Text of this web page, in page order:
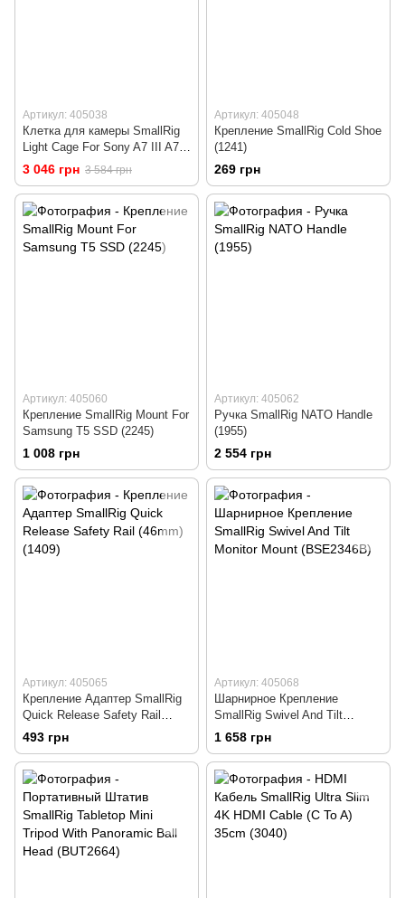
Артикул: 405038
Клетка для камеры SmallRig
Light Cage For Sony A7 III A7R
III A9 (2918)
3 046 грн 3 584 грн
Артикул: 405048
Крепление SmallRig Cold Shoe
(1241)
269 грн
Артикул: 405060
Крепление SmallRig Mount For
Samsung T5 SSD (2245)
1 008 грн
Артикул: 405062
Ручка SmallRig NATO Handle
(1955)
2 554 грн
Артикул: 405065
Крепление Адаптер SmallRig
Quick Release Safety Rail
(46mm) (1409)
493 грн
Артикул: 405068
Шарнирное Крепление
SmallRig Swivel And Tilt
Monitor Mount (BSE2346B)
1 658 грн